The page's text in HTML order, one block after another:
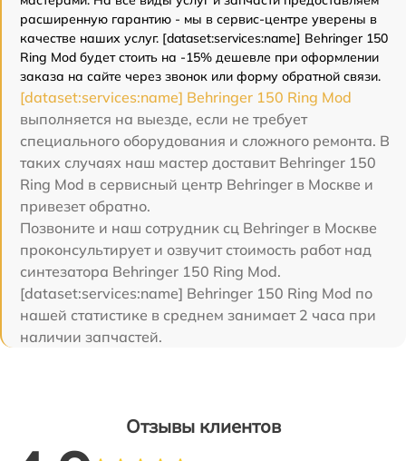
расширенную гарантию - мы в сервис-центре уверены в
качестве наших услуг. [dataset:services:name] Behringer 150
Ring Mod будет стоить на -15% дешевле при оформлении
заказа на сайте через звонок или форму обратной связи.
[dataset:services:name] Behringer 150 Ring Mod
выполняется на выезде, если не требует
специального оборудования и сложного ремонта. В
таких случаях наш мастер доставит Behringer 150
Ring Mod в сервисный центр Behringer в Москве и
привезет обратно.
Позвоните и наш сотрудник сц Behringer в Москве
проконсультирует и озвучит стоимость работ над
синтезатора Behringer 150 Ring Mod.
[dataset:services:name] Behringer 150 Ring Mod по
нашей статистике в среднем занимает 2 часа при
наличии запчастей.
Отзывы клиентов